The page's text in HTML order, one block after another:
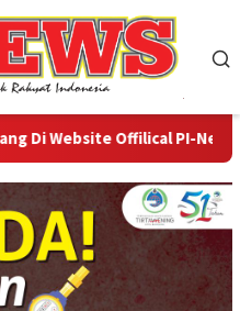
Website Offilical PI-News